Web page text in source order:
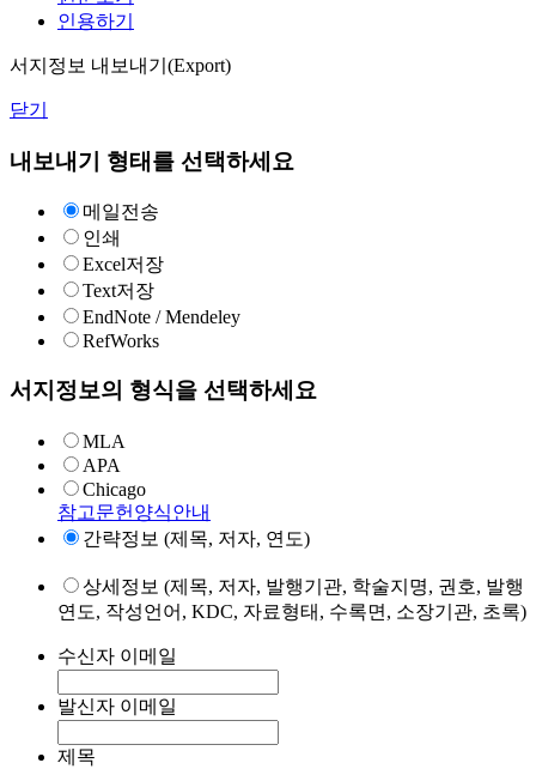
인용하기
서지정보 내보내기(Export)
닫기
내보내기 형태를 선택하세요
메일전송
인쇄
Excel저장
Text저장
EndNote / Mendeley
RefWorks
서지정보의 형식을 선택하세요
MLA
APA
Chicago
참고문헌양식안내
간략정보 (제목, 저자, 연도)
상세정보 (제목, 저자, 발행기관, 학술지명, 권호, 발행
연도, 작성언어, KDC, 자료형태, 수록면, 소장기관, 초록)
수신자 이메일
발신자 이메일
제목